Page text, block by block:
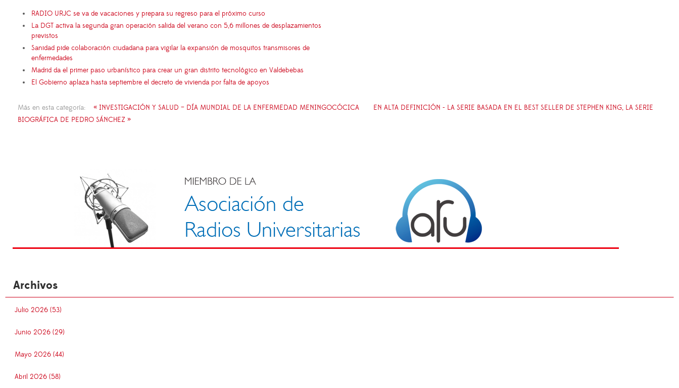
RADIO URJC se va de vacaciones y prepara su regreso para el próximo curso
La DGT activa la segunda gran operación salida del verano con 5,6 millones de desplazamientos
previstos
Sanidad pide colaboración ciudadana para vigilar la expansión de mosquitos transmisores de
enfermedades
Madrid da el primer paso urbanístico para crear un gran distrito tecnológico en Valdebebas
El Gobierno aplaza hasta septiembre el decreto de vivienda por falta de apoyos
Más en esta categoría: « INVESTIGACIÓN Y SALUD – DÍA MUNDIAL DE LA ENFERMEDAD MENINGOCÓCICA
EN ALTA DEFINICIÓN - LA SERIE BASADA EN EL BEST SELLER DE STEPHEN KING, LA SERIE
BIOGRÁFICA DE PEDRO SÁNCHEZ »
Archivos
Julio 2026 (53)
Junio 2026 (29)
Mayo 2026 (44)
Abril 2026 (58)